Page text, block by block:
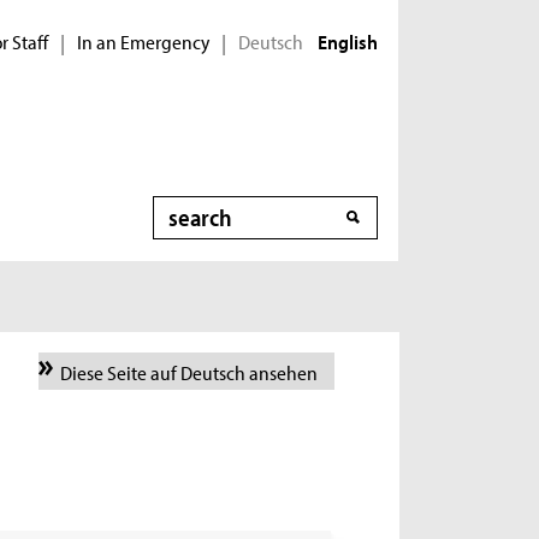
Staff | In an Emergency | Deutsch English
Search
Diese Seite auf Deutsch ansehen